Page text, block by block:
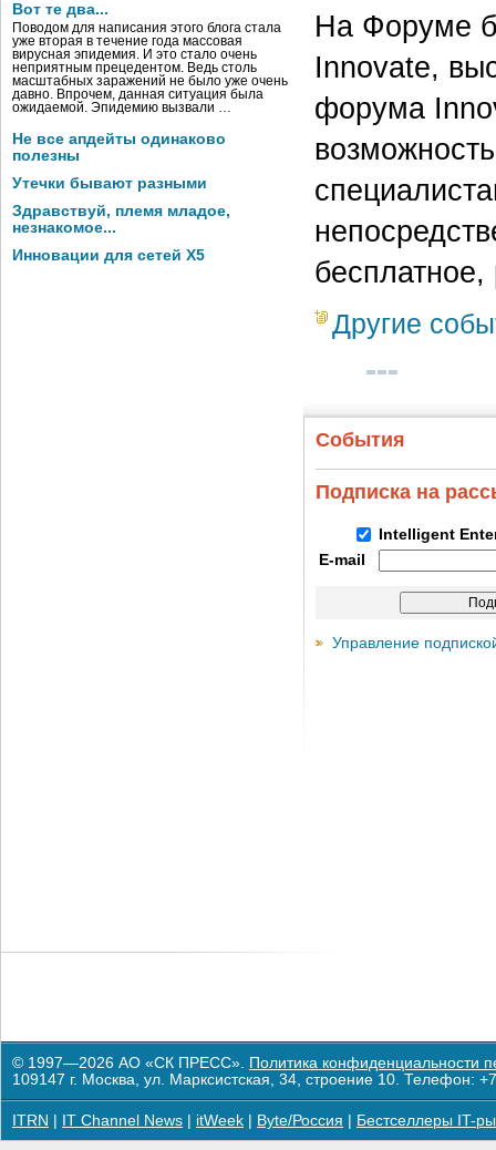
Вот те два...
Поводом для написания этого блога стала
уже вторая в течение года массовая
вирусная эпидемия. И это стало очень
неприятным прецедентом. Ведь столь
масштабных заражений не было уже очень
давно. Впрочем, данная ситуация была
ожидаемой. Эпидемию вызвали …
Не все апдейты одинаково
полезны
Утечки бывают разными
Здравствуй, племя младое,
незнакомое...
Инновации для сетей X5
На Форуме
Innovate,
форума
бесплатное,
Другие
События
Подписка на
Intelligent
E-mail
Управление
© 1997—2026 АО «СК ПРЕСС». Политика конфиденциальности
109147 г. Москва, ул. Марксистская, 34, строение 10. Телефон:
ITRN IT Channel News itWeek Byte/Россия Бестселлеры IT-